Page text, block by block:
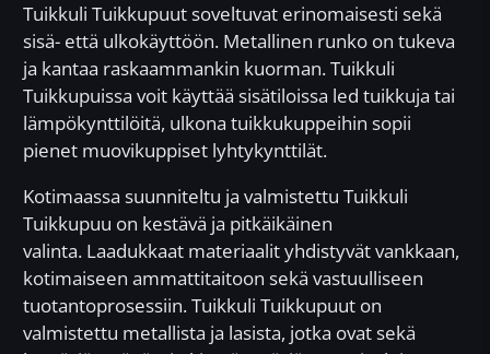
Tuikkuli Tuikkupuut soveltuvat erinomaisesti sekä
sisä- että ulkokäyttöön. Metallinen runko on tukeva
ja kantaa raskaammankin kuorman. Tuikkuli
Tuikkupuissa voit käyttää sisätiloissa led tuikkuja tai
lämpökynttilöitä, ulkona tuikkukuppeihin sopii
pienet muovikuppiset lyhtykynttilät.
Kotimaassa suunniteltu ja valmistettu Tuikkuli
Tuikkupuu on kestävä ja pitkäikäinen
valinta. Laadukkaat materiaalit yhdistyvät vankkaan,
kotimaiseen ammattitaitoon sekä vastuulliseen
tuotantoprosessiin. Tuikkuli Tuikkupuut on
valmistettu metallista ja lasista, jotka ovat sekä